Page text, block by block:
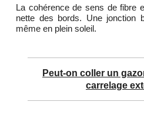
La cohérence de sens de fibre
nette des bords. Une jonction
même en plein soleil.
Peut-on coller un
carrelage